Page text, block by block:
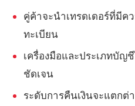
คู่ค้าจะนำเทรดเดอร์ที่มีค
ทะเบียน
เครื่องมือและประเภทบัญ
ชัดเจน
ระดับการคืนเงินจะแตกต่